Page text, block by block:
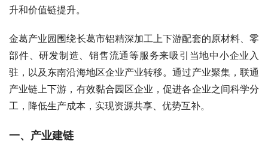
升和价值链提升。
金葛产业园围绕长葛市铝精深加工上下游配套的原材料、零
部件、研发制造、销售流通等服务来吸引当地中小企业入
驻，以及东南沿海地区企业产业转移。通过产业聚集，联通
产业链上下游，有效黏合园区企业，促进各企业之间科学分
工，降低生产成本，实现资源共享、优势互补。
一、产业建链